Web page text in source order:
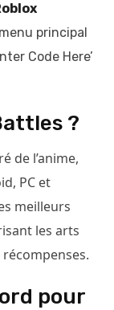
principal
Code Here’
?
de l’anime,
PC et
meilleurs
les arts
pour